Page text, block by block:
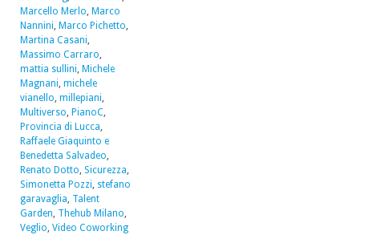
Marcello Merlo, Marco
Nannini, Marco Pichetto,
Martina Casani,
Massimo Carraro,
mattia sullini, Michele
Magnani, michele
vianello, millepiani,
Multiverso, PianoC,
Provincia di Lucca,
Raffaele Giaquinto e
Benedetta Salvadeo,
Renato Dotto, Sicurezza,
Simonetta Pozzi, stefano
garavaglia, Talent
Garden, Thehub Milano,
Veglio, Video Coworking